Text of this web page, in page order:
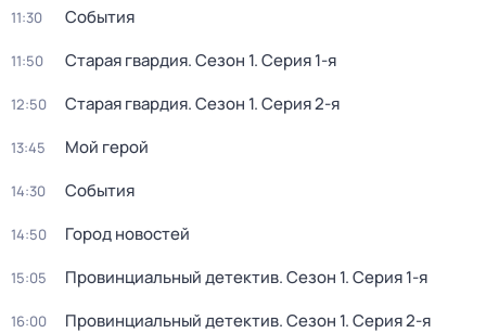
11:30 События
11:50 Старая гвардия. Сезон 1. Серия 1-я
12:50 Старая гвардия. Сезон 1. Серия 2-я
13:45 Мой герой
14:30 События
14:50 Город новостей
15:05 Провинциальный детектив. Сезон 1. Серия 1-я
16:00 Провинциальный детектив. Сезон 1. Серия 2-я